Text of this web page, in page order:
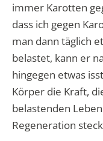
immer Karotten
dass ich gegen
man dann täglich
belastet, kann er
hingegen etwas
Körper die Kraft,
belastenden
Regeneration